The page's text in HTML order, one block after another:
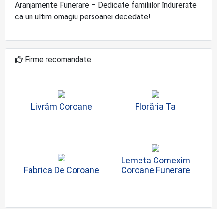
Aranjamente Funerare – Dedicate familiilor îndurerate
ca un ultim omagiu persoanei decedate!
Firme recomandate
Livrăm Coroane Florăria Ta
Fabrica De Coroane
Lemeta Comexim
Coroane Funerare